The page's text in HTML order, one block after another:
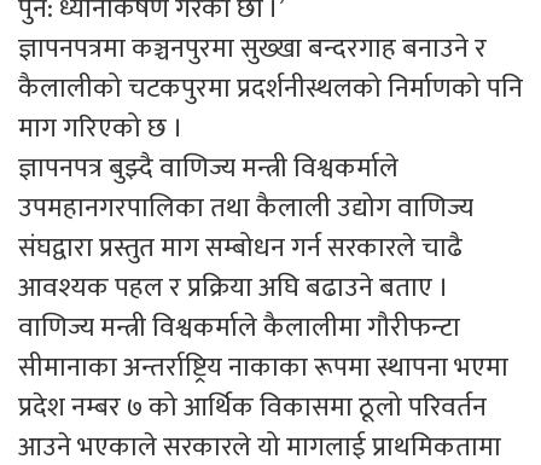
ज्ञापनपत्रमा कञ्चनपुरमा सुख्खा बन्दरगाह बनाउने र
कैलालीको चटकपुरमा प्रदर्शनीस्थलको निर्माणको पनि
माग गरिएको छ ।
ज्ञापनपत्र बुझ्दै वाणिज्य मन्त्री विश्वकर्माले
उपमहानगरपालिका तथा कैलाली उद्योग वाणिज्य
संघद्वारा प्रस्तुत माग सम्बोधन गर्न सरकारले चाढै
आवश्यक पहल र प्रक्रिया अघि बढाउने बताए ।
वाणिज्य मन्त्री विश्वकर्माले कैलालीमा गौरीफन्टा
सीमानाका अन्तर्राष्ट्रिय नाकाका रूपमा स्थापना भएमा
प्रदेश नम्बर ७ को आर्थिक विकासमा ठूलो परिवर्तन
आउने भएकाले सरकारले यो मागलाई प्राथमिकतामा